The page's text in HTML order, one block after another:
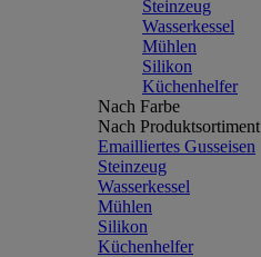
Steinzeug
Wasserkessel
Mühlen
Silikon
Küchenhelfer
Nach Farbe
Nach Produktsortiment
Emailliertes Gusseisen
Steinzeug
Wasserkessel
Mühlen
Silikon
Küchenhelfer